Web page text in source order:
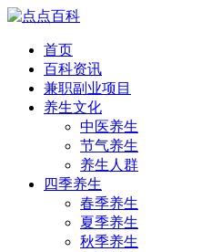
首页
百科资讯
兼职副业项目
养生文化
中医养生
节气养生
养生人群
四季养生
春季养生
夏季养生
秋季养生